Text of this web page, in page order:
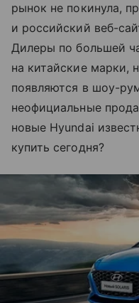
рынок не покинула,
и российский веб-
Дилеры по большей
на китайские марки,
появляются в шоу-
неофициальные
новые Hyundai
купить сегодня?